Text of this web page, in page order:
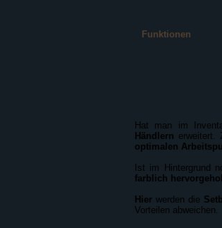
Funktionen
Hat man im
Händlern erweitert.
optimalen
Ist im Hintergrund
farblich
Hier werden die
Vorteilen abweichen.